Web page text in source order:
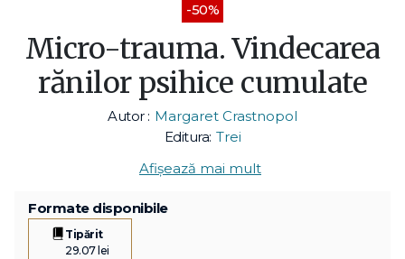
-50%
Micro-trauma. Vindecarea
rănilor psihice cumulate
Autor : Margaret Crastnopol
Editura: Trei
Afișează mai mult
Formate disponibile
Tipărit
29.07 lei